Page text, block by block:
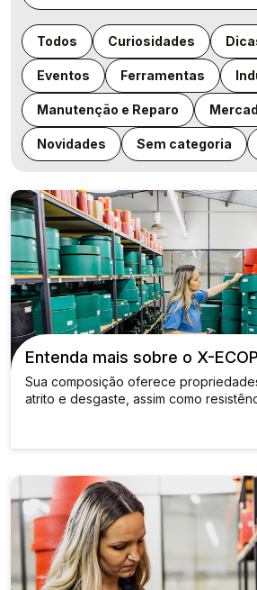
Todos Curiosidades
Eventos Ferramentas
Manutenção e Reparo
Novidades Sem categoria
Entenda mais sobre o X-
Sua composição oferece
atrito e desgaste, assim como